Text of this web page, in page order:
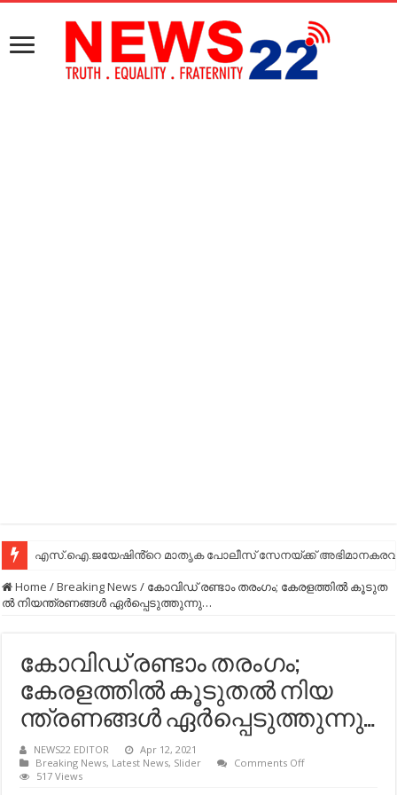
എസ്.ഐ.ജയേഷിൻ്റെ മാതൃക പോലീസ് സേനയ്ക്ക്
Home /Breaking News / കോവിഡ് രണ്ടാം തരംഗം; കേരളത്തില്‍ കൂ​ടു​ത​
ല്‍ നി​യ​ന്ത്ര​ണ​ങ്ങ​ള്‍ ഏർപ്പെടുത്തുന്നു…
കോവിഡ് രണ്ടാം തരംഗം;
കേരളത്തില്‍ കൂ​ടു​ത​ല്‍ നി​യ​
ന്ത്ര​ണ​ങ്ങ​ള്‍ ഏർപ്പെടുത്തുന്നു…
NEWS22 EDITOR
Apr 12, 2021
Breaking News, Latest News, Slider Comments Offon
517 Views